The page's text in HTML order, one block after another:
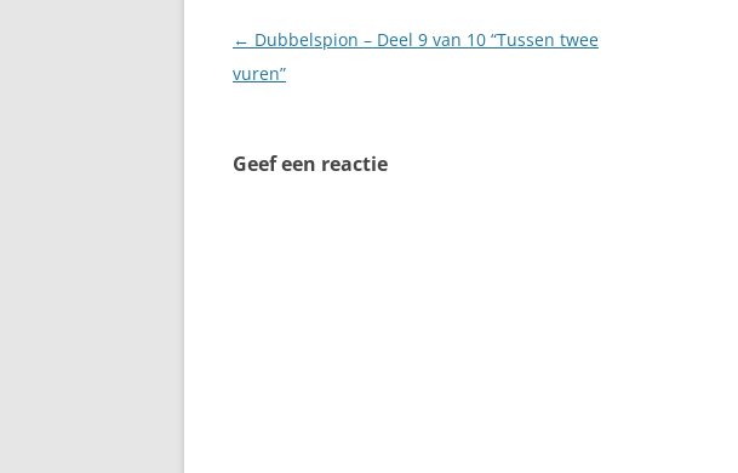
Berichtnavigatie
← Dubbelspion – Deel 9 van 10 “Tussen twee
vuren”
Geef een reactie